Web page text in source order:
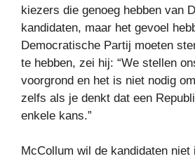
kiezers die genoeg hebben van
kandidaten, maar het gevoel
Democratische Partij moeten
te hebben, zei hij: “We stellen
voorgrond en het is niet nodig
zelfs als je denkt dat een
enkele kans.”
McCollum wil de kandidaten niet